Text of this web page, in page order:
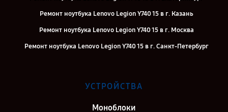
Ремонт ноутбука Lenovo Legion Y740 15 в г. Казань
Ремонт ноутбука Lenovo Legion Y740 15 в г. Москва
Ремонт ноутбука Lenovo Legion Y740 15 в г. Санкт-Петербург
УСТРОЙСТВА
Моноблоки